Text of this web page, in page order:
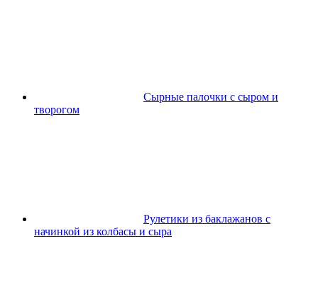
Сырные палочки с сыром и
творогом
Рулетики из баклажанов с
начинкой из колбасы и сыра